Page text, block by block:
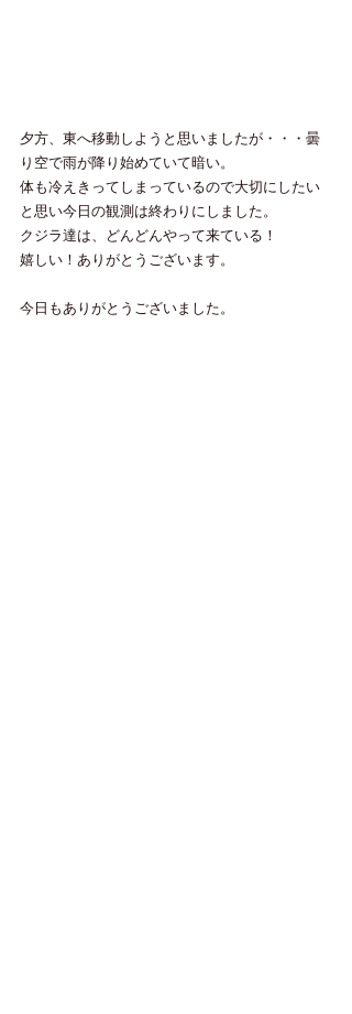
夕方、東へ移動しようと思いましたが・・・曇
り空で雨が降り始めていて暗い。
体も冷えきってしまっているので大切にしたい
と思い今日の観測は終わりにしました。
クジラ達は、どんどんやって来ている！
嬉しい！ありがとうございます。
今日もありがとうございました。